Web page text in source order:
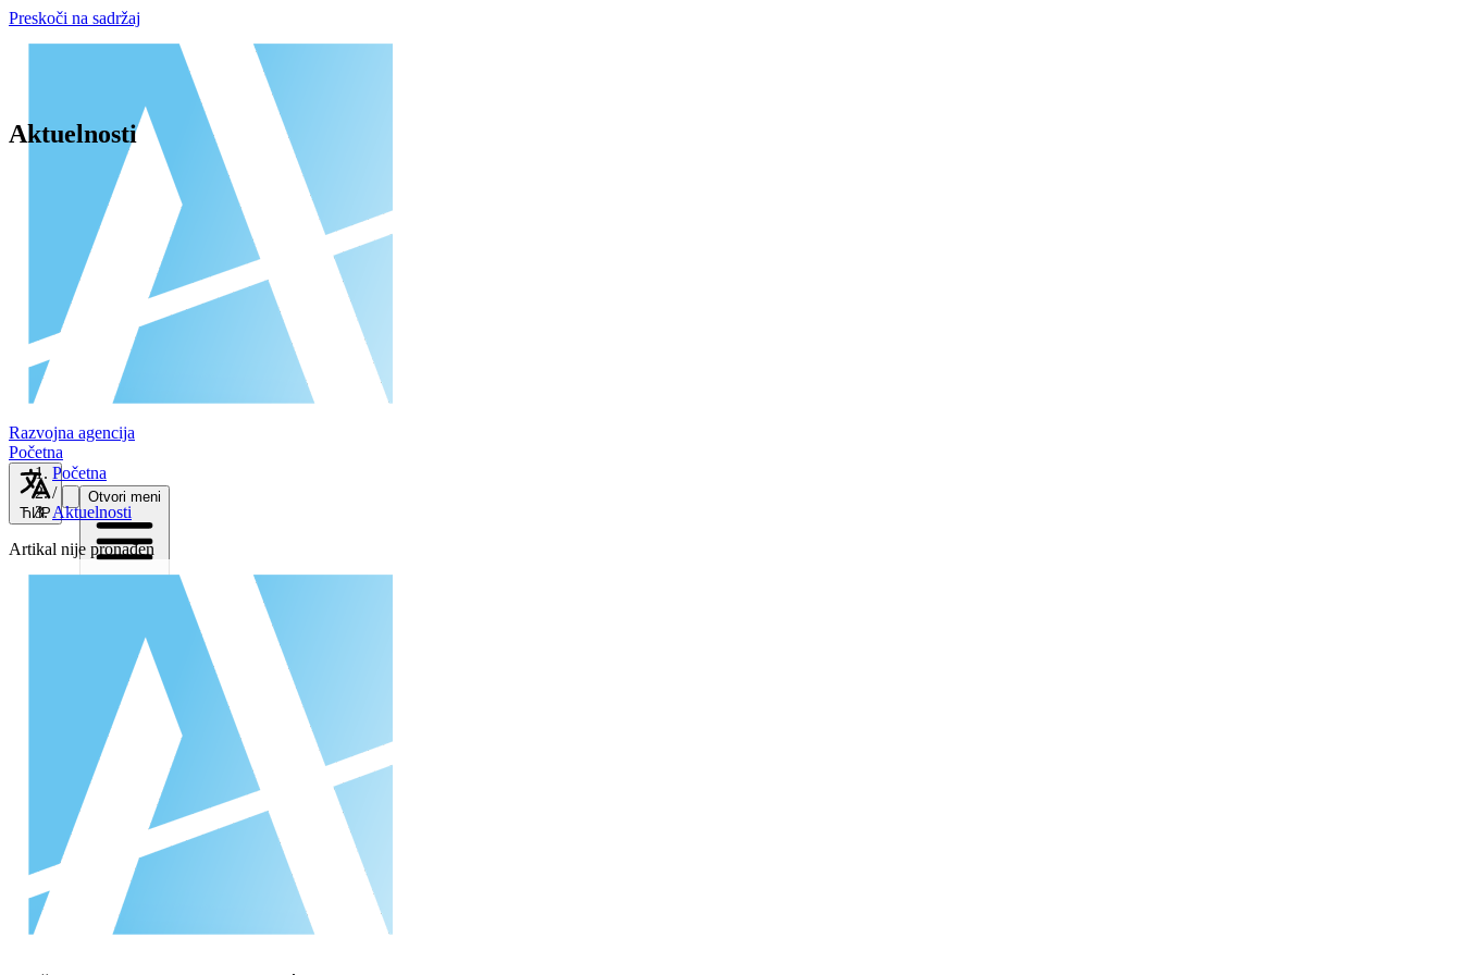
Preskoči na sadržaj
Razvojna agencija
Početna
ЋИР
Otvori meni
Aktuelnosti
Početna
/
Aktuelnosti
Artikal nije pronađen